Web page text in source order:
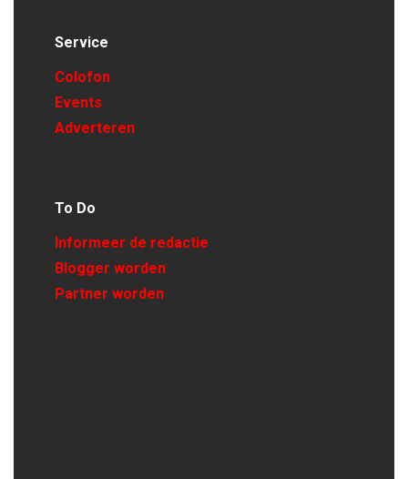
Service
Colofon
Events
Adverteren
To Do
Informeer de redactie
Blogger worden
Partner worden